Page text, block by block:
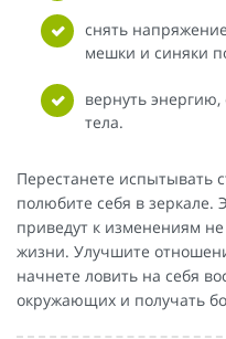
снять
мешки и синяки
вернуть
тела.
Перестанете испытывать
полюбите себя в
приведут к изменениям
жизни. Улучшите
начнете ловить на себя
окружающих и получать